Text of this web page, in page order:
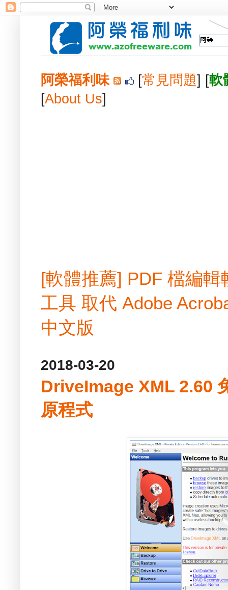
阿榮福利味 [常見問題] [軟
[About Us]
[軟體推薦] PDF 檔編
工具 取代 Adobe
中文版
2018-03-20
DriveImage XML 2.60
原程式